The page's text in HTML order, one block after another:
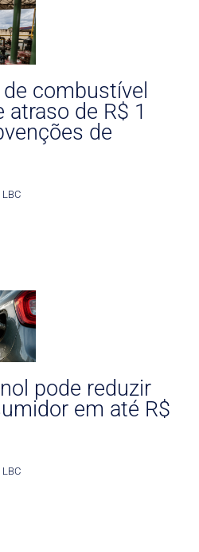
combustível
atraso de R$ 1
de
pode reduzir
em até R$